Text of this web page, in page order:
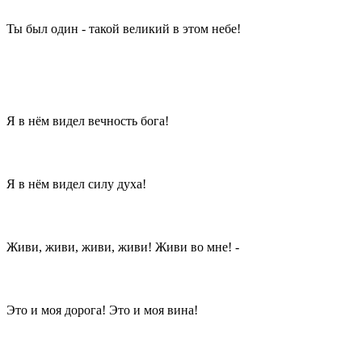
Ты был один - такой великий в этом небе!
Я в нём видел вечность бога!
Я в нём видел силу духа!
Живи, живи, живи, живи! Живи во мне! -
Это и моя дорога! Это и моя вина!